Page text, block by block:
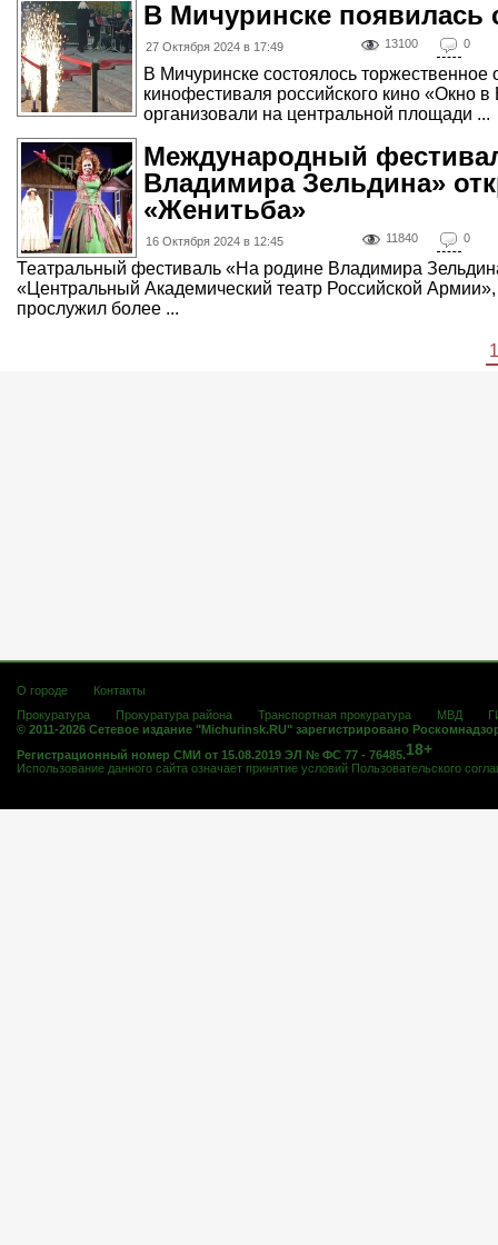
В Мичуринске появилась
27 Октября 2024 в 17:49 13100 0
В Мичуринске состоялось
кинофестиваля российского кино «Окно
организовали на центральной площади ...
Международный
Владимира Зельдина»
«Женитьба»
16 Октября 2024 в 12:45 11840 0
Театральный фестиваль «На родине Владимира
«Центральный Академический театр Российской
прослужил более ...
1
О городе
Контакты
Прокуратура
Прокуратура района Транспортная прокуратура МВД
© 2011-2026 Сетевое издание "Michurinsk.RU" зарегистрировано
Регистрационный номер СМИ от 15.08.2019 ЭЛ № ФС 77 - 76485.18+
Использование данного сайта означает принятие условий Пользовательского